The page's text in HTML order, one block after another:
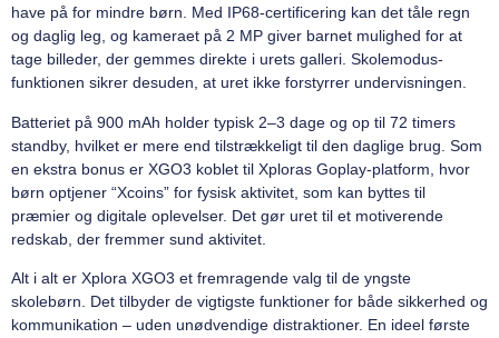
have på for mindre børn. Med IP68-certificering kan det tåle regn
og daglig leg, og kameraet på 2 MP giver barnet mulighed for at
tage billeder, der gemmes direkte i urets galleri. Skolemodus-
funktionen sikrer desuden, at uret ikke forstyrrer undervisningen.
Batteriet på 900 mAh holder typisk 2–3 dage og op til 72 timers
standby, hvilket er mere end tilstrækkeligt til den daglige brug. Som
en ekstra bonus er XGO3 koblet til Xploras Goplay-platform, hvor
børn optjener “Xcoins” for fysisk aktivitet, som kan byttes til
præmier og digitale oplevelser. Det gør uret til et motiverende
redskab, der fremmer sund aktivitet.
Alt i alt er Xplora XGO3 et fremragende valg til de yngste
skolebørn. Det tilbyder de vigtigste funktioner for både sikkerhed og
kommunikation – uden unødvendige distraktioner. En ideel første